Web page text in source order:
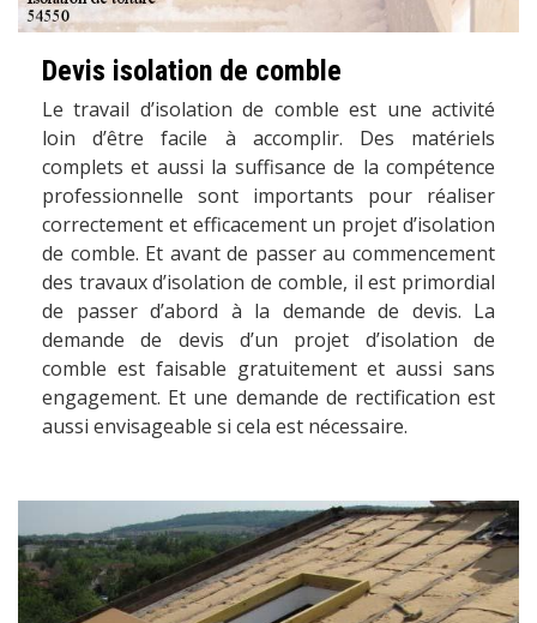
Devis isolation de comble
Le travail d’isolation de comble est une activité
loin d’être facile à accomplir. Des matériels
complets et aussi la suffisance de la compétence
professionnelle sont importants pour réaliser
correctement et efficacement un projet d’isolation
de comble. Et avant de passer au commencement
des travaux d’isolation de comble, il est primordial
de passer d’abord à la demande de devis. La
demande de devis d’un projet d’isolation de
comble est faisable gratuitement et aussi sans
engagement. Et une demande de rectification est
aussi envisageable si cela est nécessaire.